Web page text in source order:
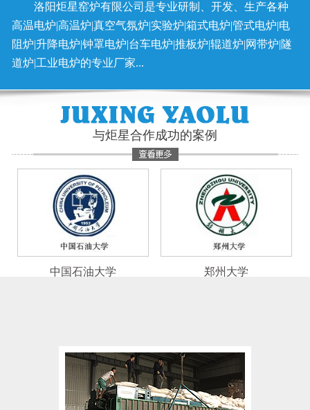
洛阳炬星窑炉有限公司是专业研制、开发、生产各种
高温电炉|高温炉|真空气氛炉|实验炉|箱式电炉|管式电炉|电
阻炉|升降电炉|钟罩电炉|台车电炉|推板炉|辊道炉|网带炉|隧
道炉|工业电炉的专业厂家...
与炬星合作成功的案例
中国石油大学 郑州大学